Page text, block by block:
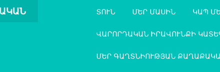
ՏՈՒՆ ՄԵՐ ՄԱՍԻՆ ԿԱՊ
ՎԱՐՈՐԴԱԿԱՆ ԻՐԱՎՈՒՆՔԻ
ՄԵՐ ԳԱՂՏՆԻՈՒԹՅԱՆ